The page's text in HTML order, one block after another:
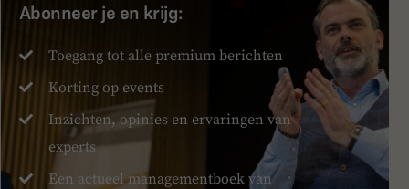
Abonneer je en krijg:
Toegang tot alle premium berichten
Korting op events
Inzichten, opinies en ervaringen van
experts
Een actueel managementboek van